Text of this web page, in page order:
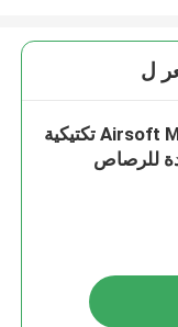
ل
خوذة Airsoft M88 NIJ IIIA تكتيكية
للرصاص